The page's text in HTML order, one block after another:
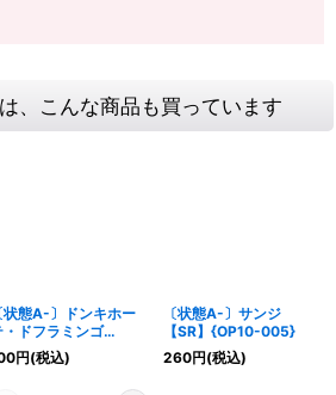
、こんな商品も買っています
状態A-〕ドンキホー
・ドフラミンゴ
SR】{ST03-009}
円(税込)
〔状態A-〕サンジ
【SR】{OP10-005}
260円(税込)